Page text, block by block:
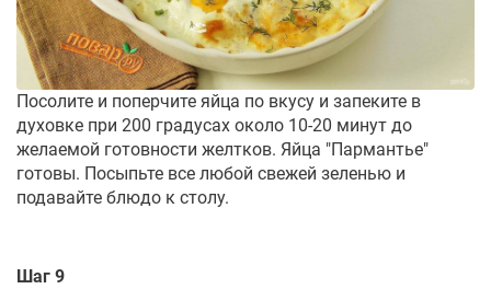
Посолите и поперчите яйца по вкусу и запеките в
духовке при 200 градусах около 10-20 минут до
желаемой готовности желтков. Яйца "Пармантье"
готовы. Посыпьте все любой свежей зеленью и
подавайте блюдо к столу.
Шаг 9